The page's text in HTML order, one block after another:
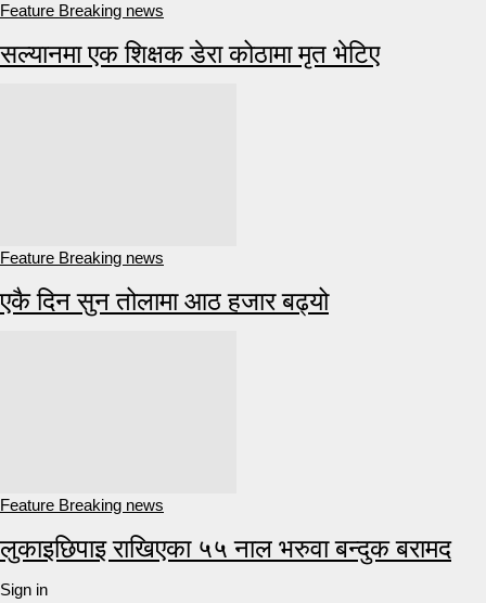
Feature Breaking news
सल्यानमा एक शिक्षक डेरा कोठामा मृत भेटिए
Feature Breaking news
एकै दिन सुन तोलामा आठ हजार बढ्यो
Feature Breaking news
लुकाइछिपाइ राखिएका ५५ नाल भरुवा बन्दुक बरामद
Sign in